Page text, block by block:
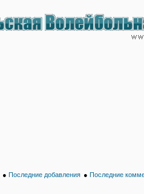
● Последние добавления ● Последние